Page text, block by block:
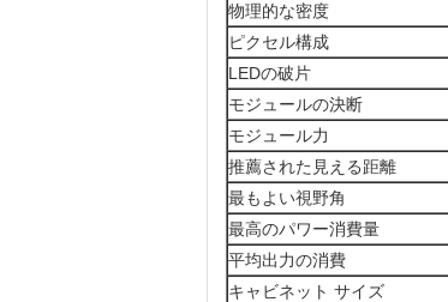
物理的な密度
ピクセル構成
LEDの破片
モジュールの決断
モジュール力
推薦された見える距離
最もよい視野角
最高のパワー消費量
平均出力の消費
キャビネット サイズ